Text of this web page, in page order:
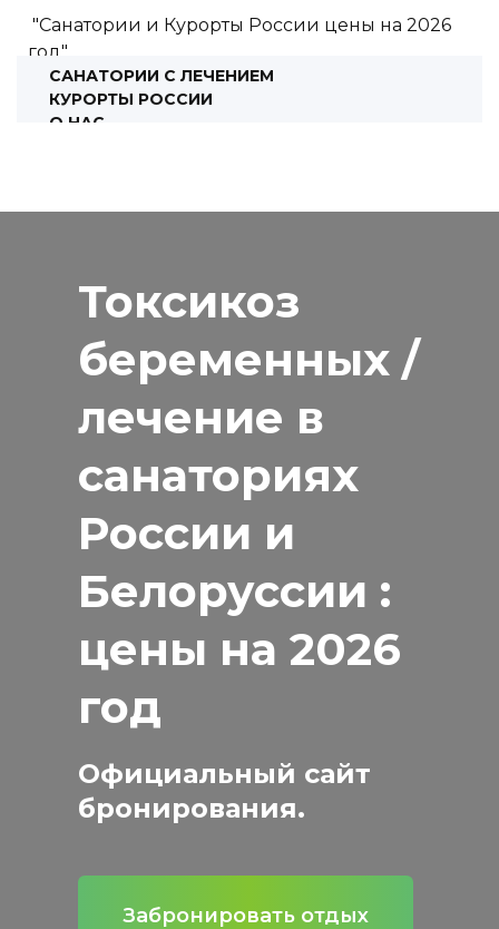
"Санатории и Курорты России цены на 2026
год"
САНАТОРИИ С ЛЕЧЕНИЕМ
КУРОРТЫ РОССИИ
О НАС
Токсикоз
беременных /
лечение в
санаториях
России и
Белоруссии :
цены на 2026
год
Официальный сайт
бронирования.
Забронировать отдых